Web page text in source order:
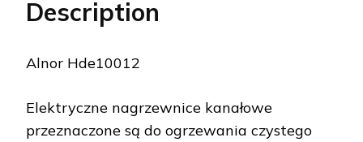
Description
Alnor Hde10012
Elektryczne nagrzewnice kanałowe
przeznaczone są do ogrzewania czystego